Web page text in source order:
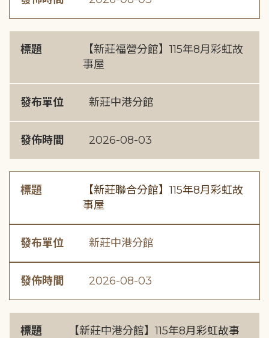
標題
【新莊福營分館】115年8月彩虹故
事屋
發布單位 新莊中港分館
發佈時間 2026-08-03
標題
【新莊聯合分館】115年8月彩虹故
事屋
發布單位 新莊中港分館
發佈時間 2026-08-03
標題
【新莊中港分館】115年8月彩虹故事